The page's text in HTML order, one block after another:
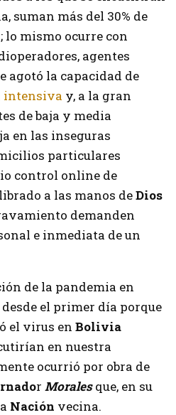
suman más del 30% de
lo mismo ocurre con
agentes
agotó la capacidad de
intensiva y, a la gran
de baja y media
en las inseguras
particulares
control online de
a las manos deDios
demanden
e inmediata de un
de la pandemia en
el primer día porque
el virus en Bolivia
en nuestra
ocurrió por obra de
r Moralesque, en su
Nación vecina.